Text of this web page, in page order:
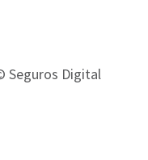
Seguros Digital